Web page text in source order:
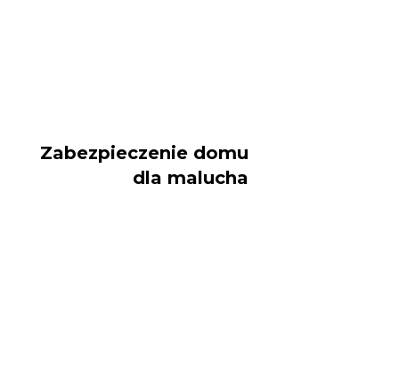
Zabezpieczenie domu
dla malucha